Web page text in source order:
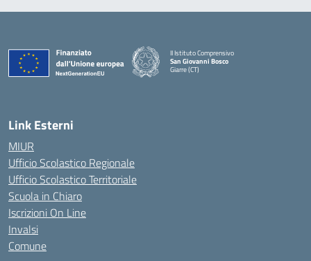
II Istituto Comprensivo
San Giovanni Bosco
Giarre (CT)
Link Esterni
MIUR
Ufficio Scolastico Regionale
Ufficio Scolastico Territoriale
Scuola in Chiaro
Iscrizioni On Line
Invalsi
Comune